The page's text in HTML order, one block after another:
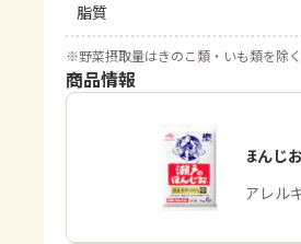
脂質
※野菜摂取量はきのこ類・いも類を除く
商品情報
「瀬戸のほんじお
商品・アレル